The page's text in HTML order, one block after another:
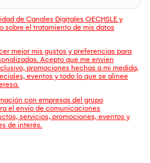
de Canales Digitales OECHSLE y
sobre el tratamiento de mis datos
mejor mis gustos y preferencias para
Acepto que me envien
promociones hechas a mi medida,
eventos y todo lo que se alinee
con empresas del grupo
el envío de comunicaciones
servicios, promociones, eventos y
de interés.